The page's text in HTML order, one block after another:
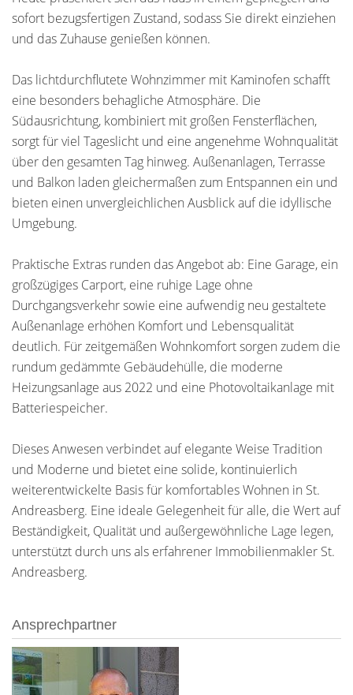
sofort bezugsfertigen Zustand, sodass Sie direkt einziehen
und das Zuhause genießen können.
Das lichtdurchflutete Wohnzimmer mit Kaminofen schafft
eine besonders behagliche Atmosphäre. Die
Südausrichtung, kombiniert mit großen Fensterflächen,
sorgt für viel Tageslicht und eine angenehme Wohnqualität
über den gesamten Tag hinweg. Außenanlagen, Terrasse
und Balkon laden gleichermaßen zum Entspannen ein und
bieten einen unvergleichlichen Ausblick auf die idyllische
Umgebung.
Praktische Extras runden das Angebot ab: Eine Garage, ein
großzügiges Carport, eine ruhige Lage ohne
Durchgangsverkehr sowie eine aufwendig neu gestaltete
Außenanlage erhöhen Komfort und Lebensqualität
deutlich. Für zeitgemäßen Wohnkomfort sorgen zudem die
rundum gedämmte Gebäudehülle, die moderne
Heizungsanlage aus 2022 und eine Photovoltaikanlage mit
Batteriespeicher.
Dieses Anwesen verbindet auf elegante Weise Tradition
und Moderne und bietet eine solide, kontinuierlich
weiterentwickelte Basis für komfortables Wohnen in St.
Andreasberg. Eine ideale Gelegenheit für alle, die Wert auf
Beständigkeit, Qualität und außergewöhnliche Lage legen,
unterstützt durch uns als erfahrener Immobilienmakler St.
Andreasberg.
Ansprechpartner